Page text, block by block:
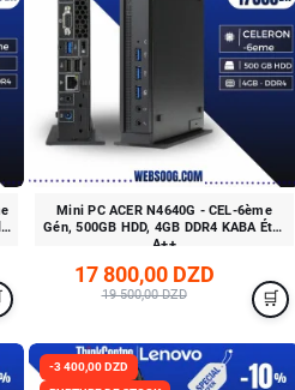
-
Mini PC ACER N4640G - CEL-6ème
Gén, 500GB HDD, 4GB DDR4 KABA État
A++
17 800,00 DZD
19 500,00 DZD
-3 400,00 DZD